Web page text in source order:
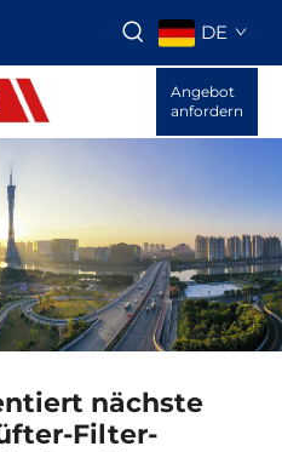
DE
Angebot
anfordern
nächste
Filter-